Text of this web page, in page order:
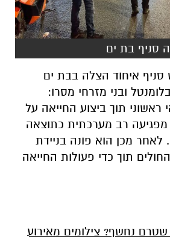
סניף בת ים
איחוד הצלה בבת ים
ובני מזרחי מסרו:
ראשוני תוך ביצוע החייאה על
מפגיעה רב מערכתית כתוצאה
מכן הוא פונה בניידת
תוך כדי פעולות החייאה
נחשף? צילומים מאירוע